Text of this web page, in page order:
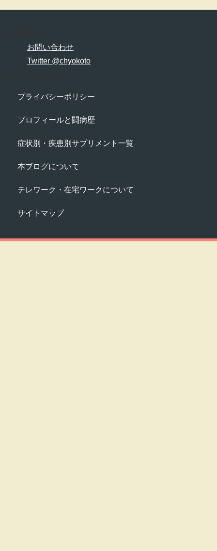
お問い合わせ
Twitter @chyokoto
プライバシーポリシー
プロフィールと闘病歴
症状別・疾患別サプリメント一覧
本ブログについて
テレワーク・在宅ワークについて
サイトマップ